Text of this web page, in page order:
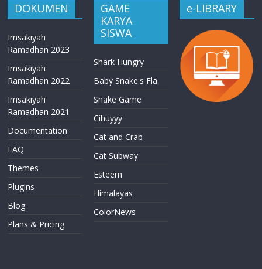
DOKUMEN
Imsakiyah
Ramadhan 2023
Imsakiyah
Ramadhan 2022
Imsakiyah
Ramadhan 2021
Documentation
FAQ
Themes
Plugins
Blog
Plans & Pricing
GAME
KARYA
SISWA
Shark Hungry
Baby Snake's Fla
Snake Game
Cihuyyy
Cat and Crab
Cat Subway
Esteem
Himalayas
ColorNews
e-LIBRARY